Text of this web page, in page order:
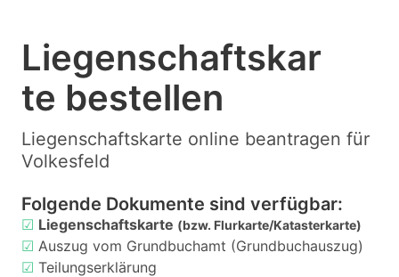
Liegenschaftskar
te bestellen
Liegenschaftskarte online beantragen für
Volkesfeld
Folgende Dokumente sind verfügbar:
☑ Liegenschaftskarte (bzw. Flurkarte/Katasterkarte)
☑ Auszug vom Grundbuchamt (Grundbuchauszug)
☑ Teilungserklärung